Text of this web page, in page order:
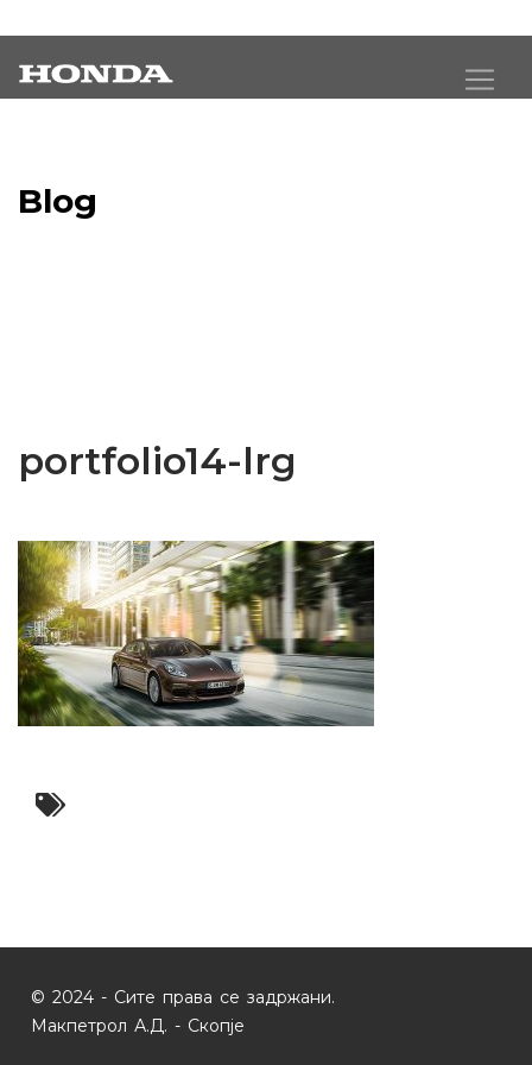
Blog
portfolio14-lrg
© 2024 - Сите права се задржани.
Макпетрол А.Д. - Скопје